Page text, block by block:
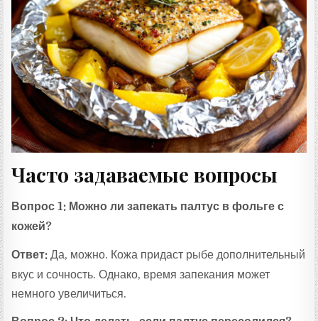
Часто задаваемые вопросы
Вопрос 1: Можно ли запекать палтус в фольге с
кожей?
Ответ: Да, можно. Кожа придаст рыбе дополнительный
вкус и сочность. Однако, время запекания может
немного увеличиться.